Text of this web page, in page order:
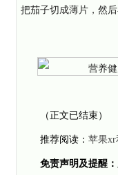
把茄子切成薄片，然后
（正文已结束）
推荐阅读： 苹果xr
免责声明及提醒：